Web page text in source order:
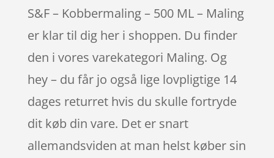
S&F – Kobbermaling – 500 ML – Maling
er klar til dig her i shoppen. Du finder
den i vores varekategori Maling. Og
hey – du får jo også lige lovpligtige 14
dages returret hvis du skulle fortryde
dit køb din vare. Det er snart
allemandsviden at man helst køber sin